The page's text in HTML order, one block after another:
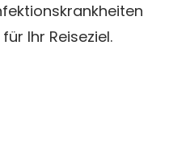
Ihr Reiseziel.